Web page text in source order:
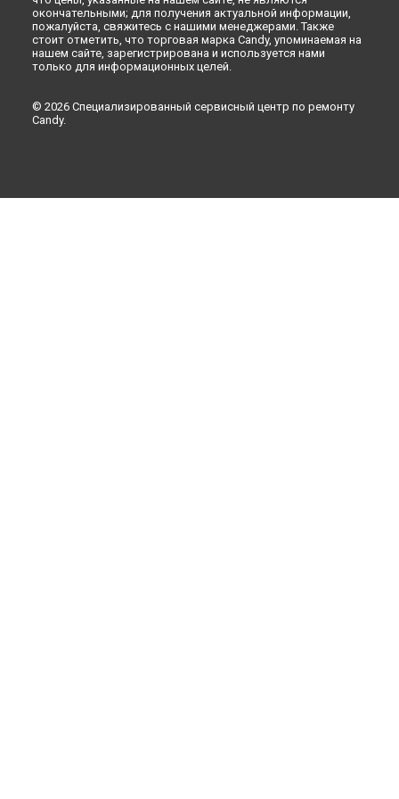
окончательными; для получения актуальной информации,
пожалуйста, свяжитесь с нашими менеджерами. Также
стоит отметить, что торговая марка Candy, упоминаемая на
нашем сайте, зарегистрирована и используется нами
только для информационных целей.
© 2026 Специализированный сервисный центр по ремонту
Candy.